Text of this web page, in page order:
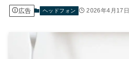
広告 ヘッドフォン 2026年4月17日